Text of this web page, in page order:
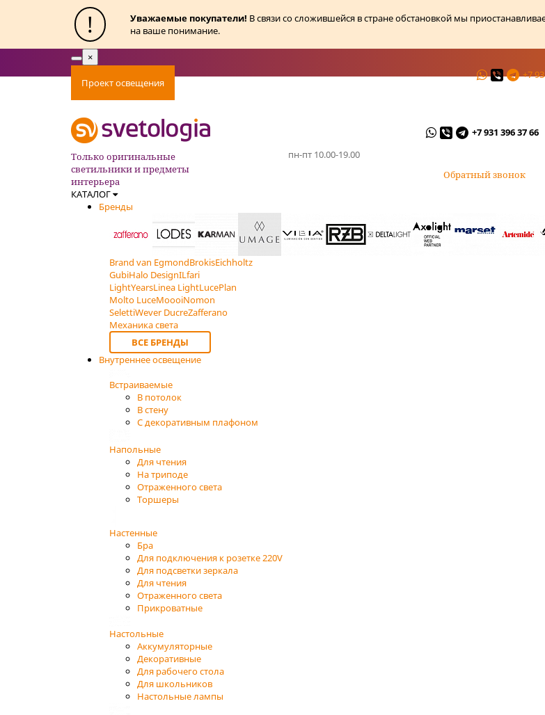
! Уважаемые покупатели! В связи со сложившейся в стране обстановкой мы
на ваше понимание.
Toggle
×
Проект освещения
+7
Только оригинальные
светильники и предметы
интерьера
пн-пт 10.00-19.00
+7 931 396 37 66
Обратный звонок
КАТАЛОГ
Бренды
Brand van EgmondBrokisEichholtz
GubiHalo DesignILfari
LightYearsLinea LightLucePlan
Molto LuceMoooiNomon
SelettiWever DucreZafferano
Механика света
ВСЕ БРЕНДЫ
Внутреннее освещение
Встраиваемые
В потолок
В стену
С декоративным плафоном
Напольные
Для чтения
На триподе
Отраженного света
Торшеры
Настенные
Бра
Для подключения к розетке 220V
Для подсветки зеркала
Для чтения
Отраженного света
Прикроватные
Настольные
Аккумуляторные
Декоративные
Для рабочего стола
Для школьников
Настольные лампы